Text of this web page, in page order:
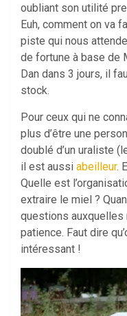
oubliant son utilité
Euh, comment on va
piste qui nous
de fortune à base de
Dan dans 3 jours, il
stock.
Pour ceux qui ne
plus d’être une
doublé d’un uraliste
il est aussi abeilleur.
Quelle est
extraire le miel ?
questions auxquelles
patience. Faut dire
intéressant !